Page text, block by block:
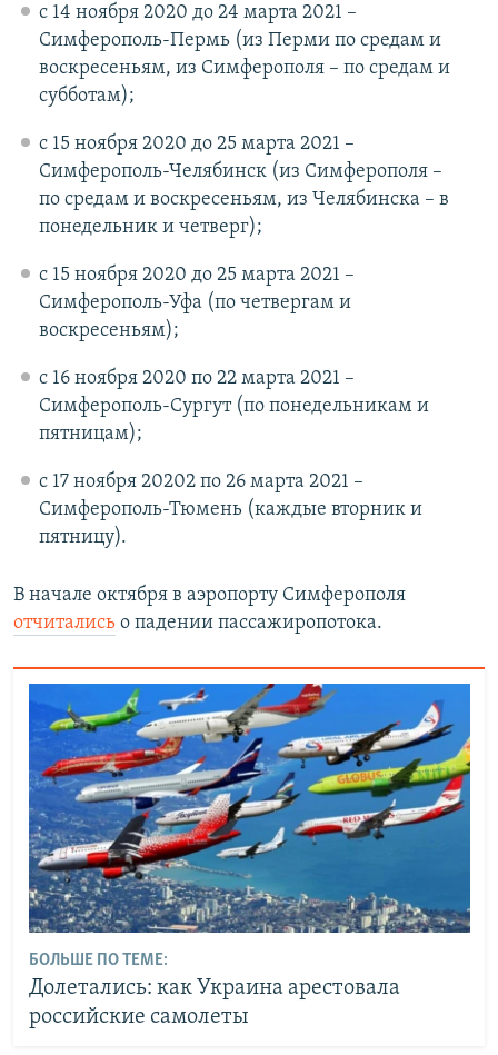
с 14 ноября 2020 до 24 марта 2021 –
Симферополь-Пермь (из Перми по средам и
воскресеньям, из Симферополя – по средам и
субботам);
с 15 ноября 2020 до 25 марта 2021 –
Симферополь-Челябинск (из Симферополя –
по средам и воскресеньям, из Челябинска – в
понедельник и четверг);
с 15 ноября 2020 до 25 марта 2021 –
Симферополь-Уфа (по четвергам и
воскресеньям);
с 16 ноября 2020 по 22 марта 2021 –
Симферополь-Сургут (по понедельникам и
пятницам);
с 17 ноября 20202 по 26 марта 2021 –
Симферополь-Тюмень (каждые вторник и
пятницу).
В начале октября в аэропорту Симферополя
отчитались о падении пассажиропотока.
БОЛЬШЕ ПО ТЕМЕ:
Долетались: как Украина арестовала
российские самолеты